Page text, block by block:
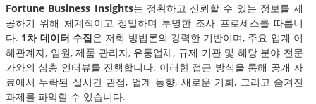
Fortune Business Insights는 정확하고 신뢰할 수 있는 정보를 제
공하기 위해 체계적이고 정밀하며 투명한 조사 프로세스를 따릅니
다. 1차 데이터 수집은 저희 방법론의 강력한 기반이며, 주요 업계 이
해관계자, 임원, 제품 관리자, 유통업체, 규제 기관 및 해당 분야 전문
가와의 심층 인터뷰를 진행합니다. 이러한 접근 방식을 통해 공개 자
료에서 누락된 실시간 관점, 업계 동향, 새로운 기회, 그리고 숨겨진
과제를 파악할 수 있습니다.